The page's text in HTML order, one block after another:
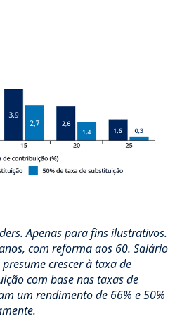
Apenas para fins ilustrativos.
com reforma aos 60. Salário
crescer à taxa de
com base nas taxas de
um rendimento de 66% e 50%